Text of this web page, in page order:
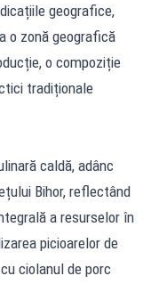
geografice,
o zonă geografică
o compoziție
tradiționale
caldă, adânc
Bihor, reflectând
a resurselor în
picioarelor de
ciolanul de porc